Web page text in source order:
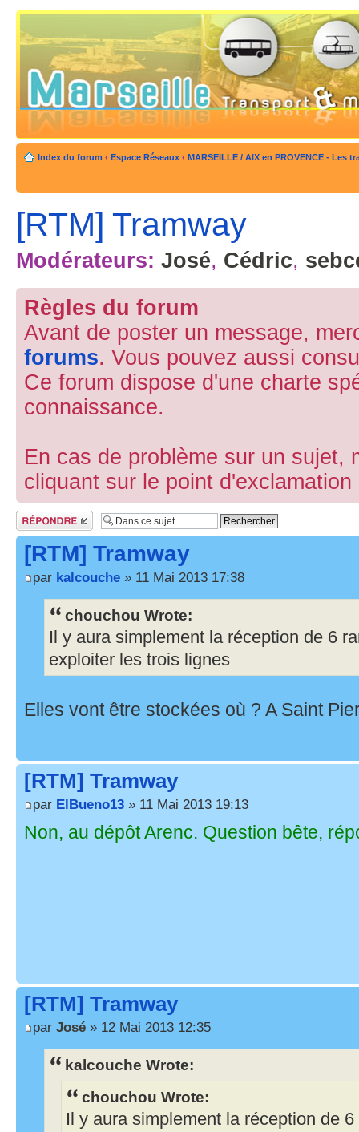
Index du forum ‹ Espace Réseaux ‹ MARSEILLE / AIX en PROVENCE - Les
[RTM] Tramway
Modérateurs: José, Cédric,
Règles du forum
Avant de poster un message,
forums. Vous pouvez aussi
Ce forum dispose d'une charte
connaissance.
En cas de problème sur un sujet,
cliquant sur le point
Répondre
[RTM] Tramway
par kalcouche » 11 Mai 2013 17:38
chouchou Wrote:
Il y aura simplement la réception de 6
exploiter les trois lignes
Elles vont être stockées où ? A Saint
[RTM] Tramway
par ElBueno13 » 11 Mai 2013 19:13
Non, au dépôt Arenc. Question bête,
[RTM] Tramway
par José » 12 Mai 2013 12:35
kalcouche Wrote:
chouchou Wrote:
Il y aura simplement la réception de